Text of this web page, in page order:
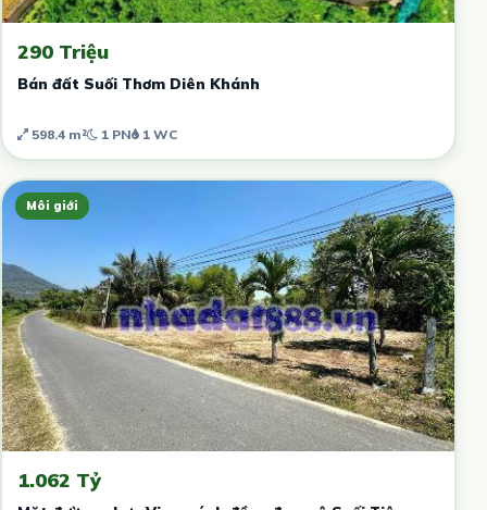
290 Triệu
Bán đất Suối Thơm Diên Khánh
598.4 m² 1 PN 1 WC
Môi giới
1.062 Tỷ